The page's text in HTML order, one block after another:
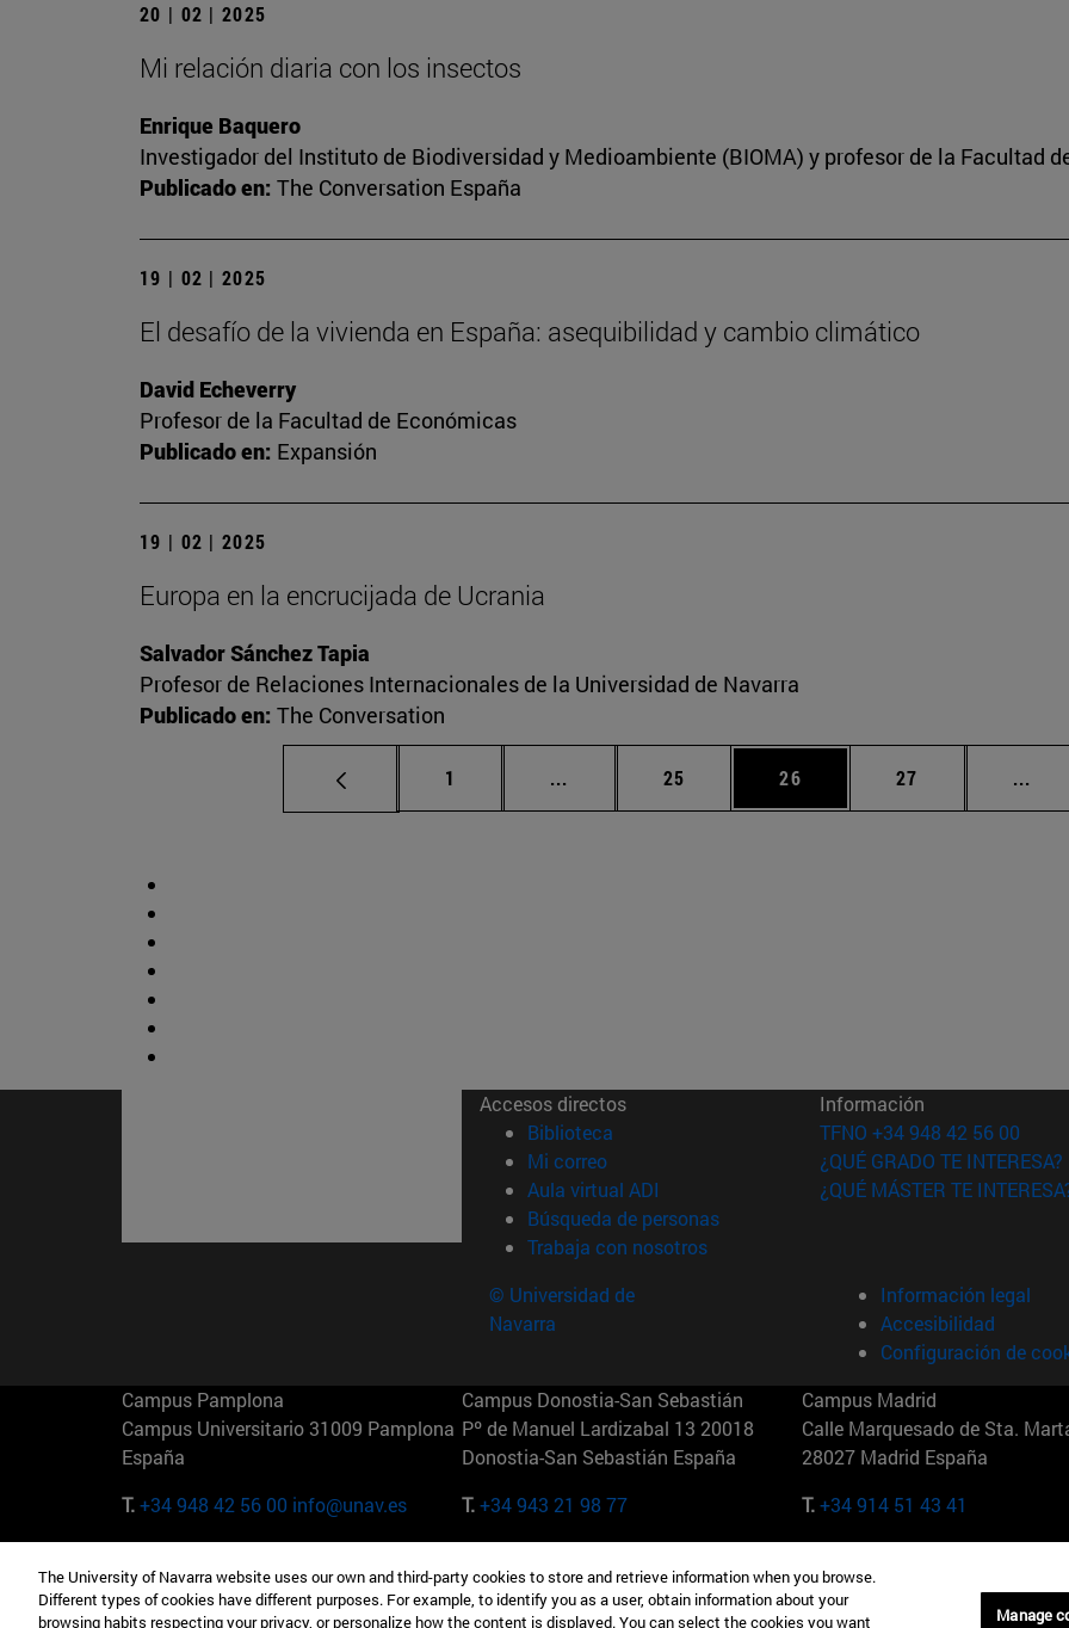
20 | 02 | 2025
Mi relación diaria con los insectos
Enrique Baquero
Investigador del Instituto de Biodiversidad y Medioambiente (BIOMA) y profesor de la Facultad
Publicado en: The Conversation España
19 | 02 | 2025
El desafío de la vivienda en España: asequibilidad y cambio climático
David Echeverry
Profesor de la Facultad de Económicas
Publicado en: Expansión
19 | 02 | 2025
Europa en la encrucijada de Ucrania
Salvador Sánchez Tapia
Profesor de Relaciones Internacionales de la Universidad de Navarra
Publicado en: The Conversation
Página
1 ... Páginas intermedias Use TAB para desplazarse.
Página
25 Página
26 Página
27 ...
Accesos directos
Biblioteca (abre en nueva ventana)
Mi correo(abre en nueva ventana)
Aula virtual ADI (abre en nueva ventana)
Búsqueda de personas(abre en nueva ventana)
Trabaja con nosotros(abre en nueva ventana)
Información
TFNO +34 948 42 56 00
¿QUÉ GRADO TE INTERESA?
¿QUÉ MÁSTER TE
© Universidad de
Navarra
Información legal
Accesibilidad
Configuración de
Campus Pamplona
Campus Universitario 31009 Pamplona
España
T.+34 948 42 56 00 info@unav.es
Campus Donostia-San Sebastián
Pº de Manuel Lardizabal 13 20018
Donostia-San Sebastián España
T.+34 943 21 98 77
Campus Madrid
Calle Marquesado de Sta.
28027 Madrid España
T.+34 914 51 43 41
Camino del Cerro Águila 3 28023
Madrid España
165 W 57th St 10019-2201 Nueva York
EE.UU
Maria-Theresia-Straße 15
Múnich Alemania
The University of Navarra website uses our own and third-party cookies to store and retrieve information when you browse.
Different types of cookies have different purposes. For example, to identify you as a user, obtain information about your
browsing habits respecting your privacy, or personalize how the content is displayed. You can select the cookies you want
Manage